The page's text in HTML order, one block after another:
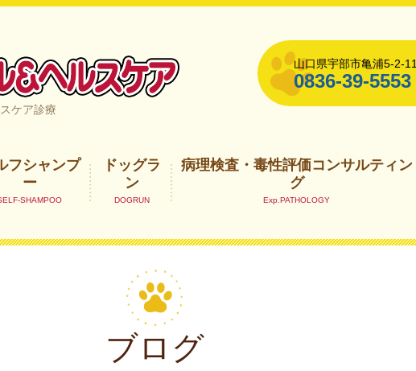
宇部市
ケア診療
山口県宇部市亀浦5-2-11
0836-39-5553
フシャンプ
ー
ドッグラ
ン
病理検査・毒性評価コンサルティン
グ
ブログ